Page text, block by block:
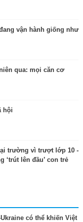
vận hành giống như
qua: mọi căn cơ
hội
trường vì trượt lớp 10 -
‘trút lên đầu’ con trẻ
có thể khiến Việt